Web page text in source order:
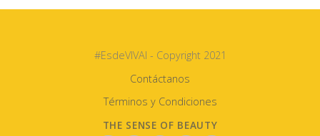
#EsdeVIVAI - Copyright 2021
Contáctanos
Términos y Condiciones
THE SENSE OF BEAUTY